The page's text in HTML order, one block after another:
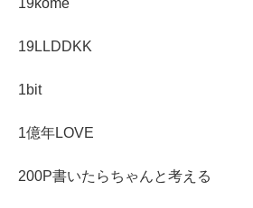
19LLDDKK
1bit
1億年LOVE
200P書いたらちゃんと考える